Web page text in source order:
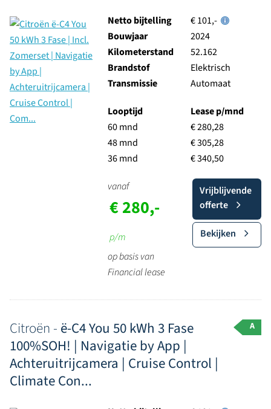
Netto bijtelling
€ 101,-
Bouwjaar
2024
Kilometerstand
52.162
Brandstof
Elektrisch
Transmissie
Automaat
Looptijd
60 mnd
48 mnd
36 mnd
Lease p/mnd
€ 280,28
€ 305,28
€ 340,50
vanaf
€ 280,-
p/m
op basis van
Financial lease
Vrijblijvende
offerte
Bekijken
Citroën - ë-C4 You 50 kWh 3 Fase
100%SOH! | Navigatie by App |
Achteruitrijcamera | Cruise Control |
Climate Con...
A